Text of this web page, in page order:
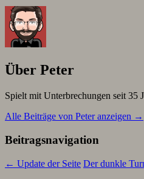
Über Peter
Spielt mit Unterbrechungen seit
Alle Beiträge von Peter anzeigen →
Beitragsnavigation
← Update der Seite Der dunkle